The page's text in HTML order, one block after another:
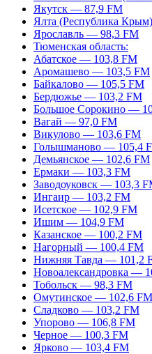
Якутск — 87,9 FM
Ялта (Республика
Ярославль — 98,3 FM
Тюменская область:
Абатское — 103,8 FM
Аромашево — 103,5 FM
Байкалово — 105,5 FM
Бердюжье — 103,2 FM
Большое Сорокино —
Вагай — 97,0 FM
Викулово — 103,6 FM
Голышманово — 105,4
Демьянское — 102,6 FM
Ермаки — 103,3 FM
Заводоуковск — 103,3
Ингаир — 103,2 FM
Исетское — 102,9 FM
Ишим — 104,9 FM
Казанское — 100,2 FM
Нагорный — 100,4 FM
Нижняя Тавда — 101,2
Новоалександровка —
Тобольск — 98,3 FM
Омутинское — 102,6 FM
Сладково — 103,2 FM
Упорово — 106,8 FM
Черное — 100,3 FM
Ярково — 103,4 FM